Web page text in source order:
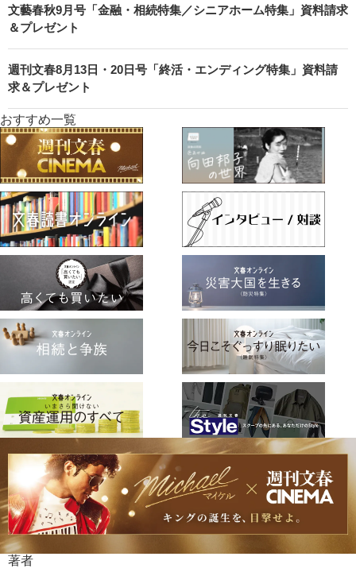
文藝春秋9月号「金融・相続特集／シニアホーム特集」資料請求
＆プレゼント
週刊文春8月13日・20日号「終活・エンディング特集」資料請
求＆プレゼント
おすすめ一覧
著者